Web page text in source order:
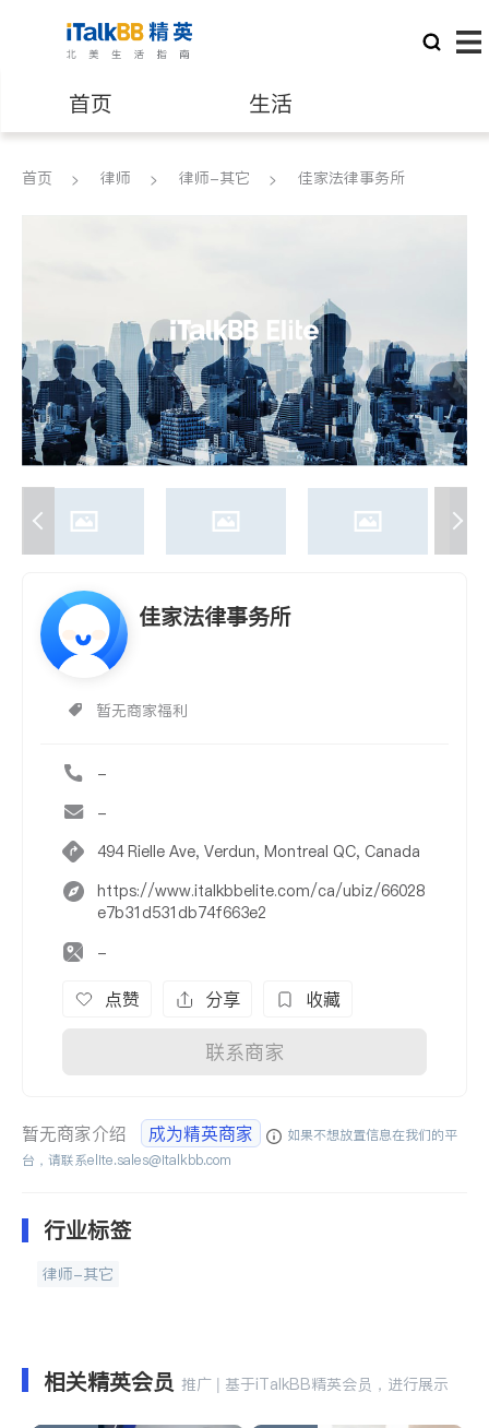
首页 生活
医生 律师
会计师
建筑装修
首页 律师 律师-其它 佳家法律事务所
佳家法律事务所
暂无商家福利
-
-
494 Rielle Ave, Verdun, Montreal QC, Canada
https://www.italkbbelite.com/ca/ubiz/66028
e7b31d531db74f663e2
-
点赞 分享 收藏
联系商家
暂无商家介绍 成为精英商家
如果不想放置信息在我们的平
台，请联系elite.sales@italkbb.com
行业标签
律师-其它
相关精英会员 推广 | 基于iTalkBB精英会员，进行展示